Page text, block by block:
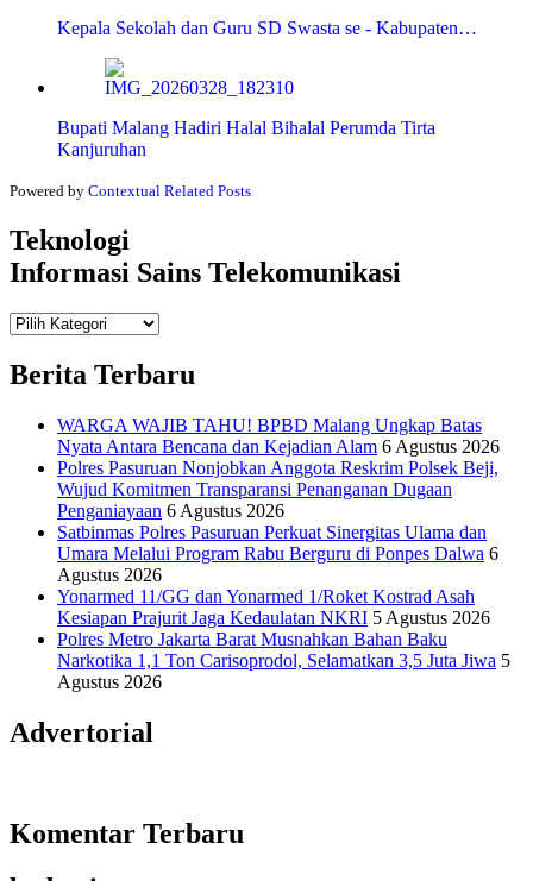
Kepala Sekolah dan Guru SD Swasta se - Kabupaten…
Bupati Malang Hadiri Halal Bihalal Perumda Tirta
Kanjuruhan
Powered by Contextual Related Posts
Teknologi
Informasi Sains Telekomunikasi
Teknologi
Berita Terbaru
WARGA WAJIB TAHU! BPBD Malang Ungkap Batas
Nyata Antara Bencana dan Kejadian Alam 6 Agustus 2026
Polres Pasuruan Nonjobkan Anggota Reskrim Polsek Beji,
Wujud Komitmen Transparansi Penanganan Dugaan
Penganiayaan 6 Agustus 2026
Satbinmas Polres Pasuruan Perkuat Sinergitas Ulama dan
Umara Melalui Program Rabu Berguru di Ponpes Dalwa 6
Agustus 2026
Yonarmed 11/GG dan Yonarmed 1/Roket Kostrad Asah
Kesiapan Prajurit Jaga Kedaulatan NKRI 5 Agustus 2026
Polres Metro Jakarta Barat Musnahkan Bahan Baku
Narkotika 1,1 Ton Carisoprodol, Selamatkan 3,5 Juta Jiwa 5
Agustus 2026
Advertorial
Komentar Terbaru